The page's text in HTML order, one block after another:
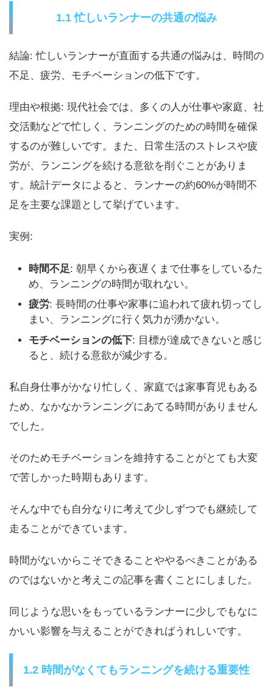
1.1 忙しいランナーの共通の悩み
結論: 忙しいランナーが直面する共通の悩みは、時間の
不足、疲労、モチベーションの低下です。
理由や根拠: 現代社会では、多くの人が仕事や家庭、社
交活動などで忙しく、ランニングのための時間を確保
するのが難しいです。また、日常生活のストレスや疲
労が、ランニングを続ける意欲を削ぐことがありま
す。統計データによると、ランナーの約60%が時間不
足を主要な課題として挙げています。
実例:
時間不足: 朝早くから夜遅くまで仕事をしているた
め、ランニングの時間が取れない。
疲労: 長時間の仕事や家事に追われて疲れ切ってし
まい、ランニングに行く気力が湧かない。
モチベーションの低下: 目標が達成できないと感じ
ると、続ける意欲が減少する。
私自身仕事がかなり忙しく、家庭では家事育児もある
ため、なかなかランニングにあてる時間がありません
でした。
そのためモチベーションを維持することがとても大変
で苦しかった時期もあります。
そんな中でも自分なりに考えて少しずつでも継続して
走ることができています。
時間がないからこそできることややるべきことがある
のではないかと考えこの記事を書くことにしました。
同じような思いをもっているランナーに少しでもなに
かいい影響を与えることができればうれしいです。
1.2 時間がなくてもランニングを続ける重要性